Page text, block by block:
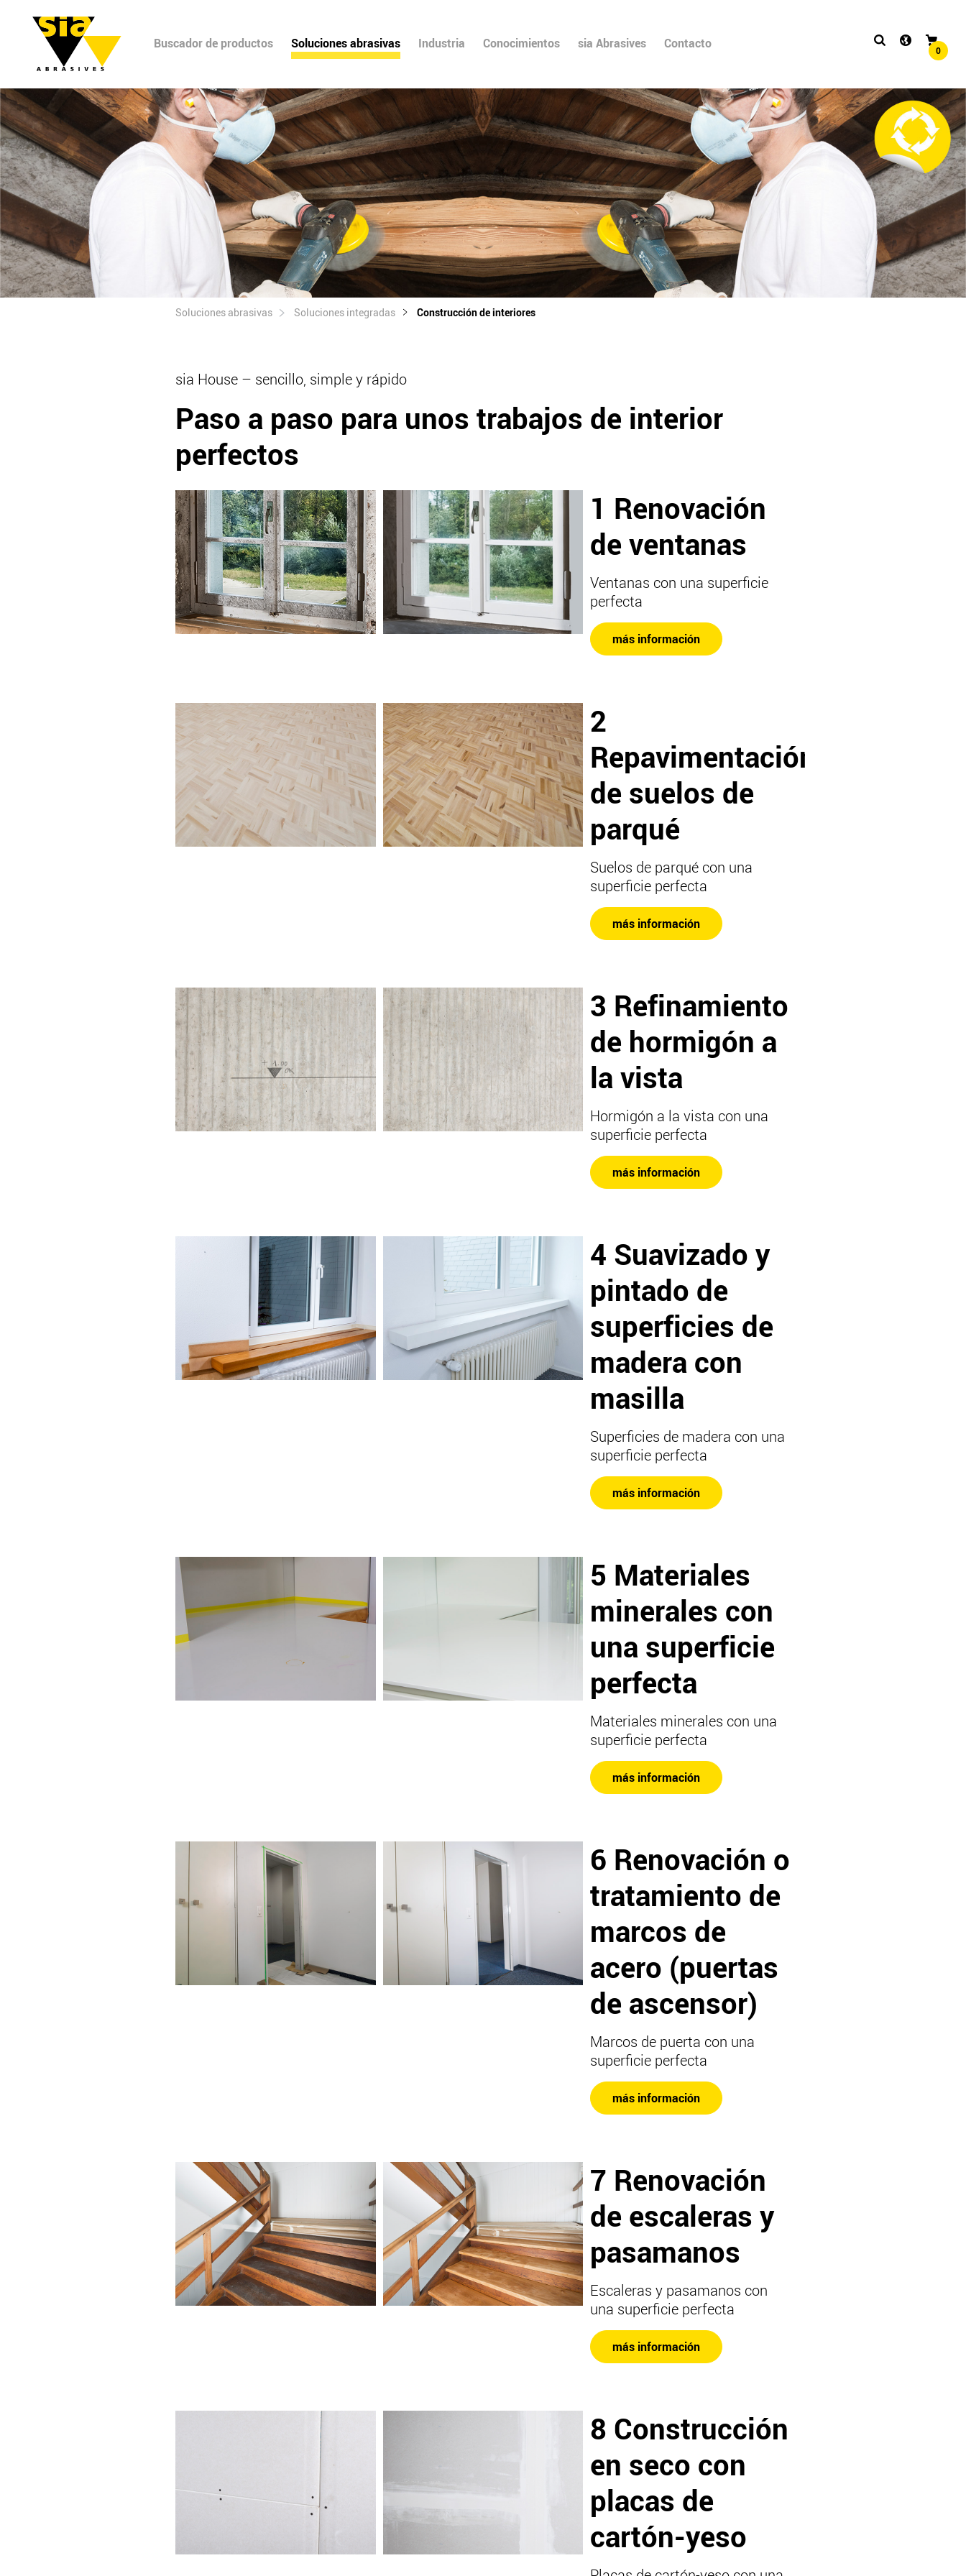
Buscador de productos Soluciones abrasivas Industria Conocimientos sia Abrasives Contacto 0
Soluciones abrasivas Soluciones integradas Construcción de interiores
sia House – sencillo, simple y rápido
Paso a paso para unos trabajos de interior
perfectos
1 Renovación
de ventanas
Ventanas con una superficie
perfecta
más información
2
Repavimentación
de suelos de
parqué
Suelos de parqué con una
superficie perfecta
más información
3 Refinamiento
de hormigón a
la vista
Hormigón a la vista con una
superficie perfecta
más información
4 Suavizado y
pintado de
superficies de
madera con
masilla
Superficies de madera con una
superficie perfecta
más información
5 Materiales
minerales con
una superficie
perfecta
Materiales minerales con una
superficie perfecta
más información
6 Renovación o
tratamiento de
marcos de
acero (puertas
de ascensor)
Marcos de puerta con una
superficie perfecta
más información
7 Renovación
de escaleras y
pasamanos
Escaleras y pasamanos con
una superficie perfecta
más información
8 Construcción
en seco con
placas de
cartón-yeso